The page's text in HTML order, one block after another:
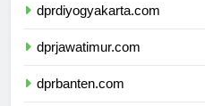
dprdiyogyakarta.com
dprjawatimur.com
dprbanten.com